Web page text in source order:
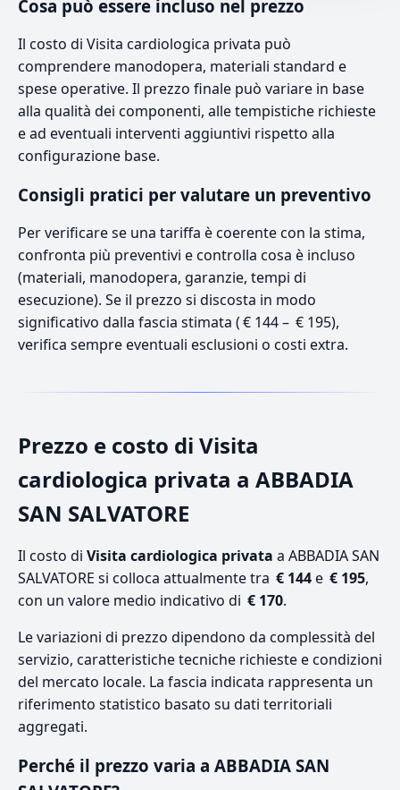
Cosa può essere incluso nel prezzo
Il costo di Visita cardiologica privata può
comprendere manodopera, materiali standard e
spese operative. Il prezzo finale può variare in base
alla qualità dei componenti, alle tempistiche richieste
e ad eventuali interventi aggiuntivi rispetto alla
configurazione base.
Consigli pratici per valutare un preventivo
Per verificare se una tariffa è coerente con la stima,
confronta più preventivi e controlla cosa è incluso
(materiali, manodopera, garanzie, tempi di
esecuzione). Se il prezzo si discosta in modo
significativo dalla fascia stimata ( € 144 – € 195),
verifica sempre eventuali esclusioni o costi extra.
Prezzo e costo di Visita
cardiologica privata a ABBADIA
SAN SALVATORE
Il costo di Visita cardiologica privata a ABBADIA SAN
SALVATORE si colloca attualmente tra € 144e € 195,
con un valore medio indicativo di € 170.
Le variazioni di prezzo dipendono da complessità del
servizio, caratteristiche tecniche richieste e condizioni
del mercato locale. La fascia indicata rappresenta un
riferimento statistico basato su dati territoriali
aggregati.
Perché il prezzo varia a ABBADIA SAN